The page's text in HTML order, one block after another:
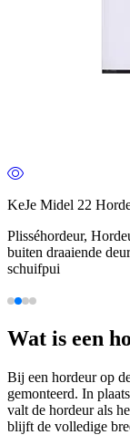
KeJe Midel 22
Plisséhordeur,
buiten draaiende
schuifpui
Wat is een
Bij een hordeur op
gemonteerd. In
valt de hordeur als
blijft de volledige